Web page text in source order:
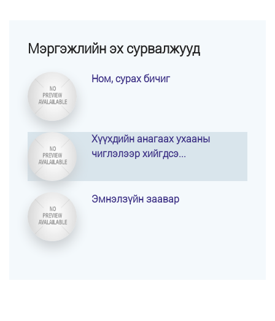
Мэргэжлийн эх сурвалжууд
Ном, сурах бичиг
Хүүхдийн анагаах ухааны
чиглэлээр хийгдсэ...
Эмнэлзүйн заавар